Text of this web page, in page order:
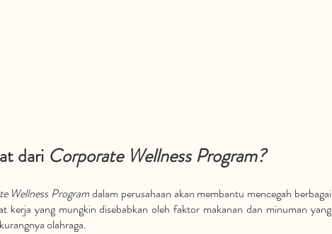
dari Corporate Wellness Program?
Wellness Program dalam perusahaan akan membantu mencegah berbagai
kerja yang mungkin disebabkan oleh faktor makanan dan minuman yang
olahraga.